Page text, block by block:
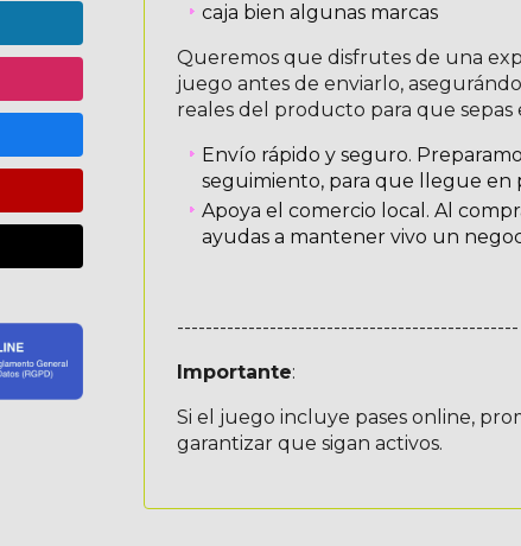
caja bien algunas marcas
Queremos que disfrutes de una
juego antes de enviarlo,
reales del producto para que sepas
Envío rápido y seguro.
seguimiento, para que llegue en
Apoya el comercio local. Al
ayudas a mantener vivo un
------------------------------------------------
Importante:
Si el juego incluye pases online,
garantizar que sigan activos.